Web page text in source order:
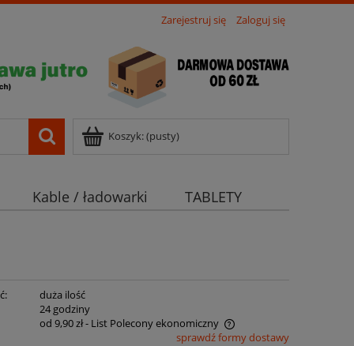
Zarejestruj się Zaloguj się
Koszyk:(pusty)
Kable / ładowarki TABLETY
duża ilość
24 godziny
od 9,90 zł- List Polecony ekonomiczny
sprawdź formy dostawy